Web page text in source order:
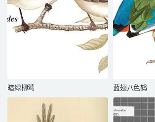
暗绿柳莺 蓝翅八色鸫